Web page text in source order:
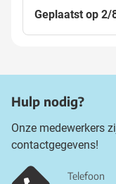
Geplaatst op 2/
Hulp nodig?
Onze medewerkers
contactgegevens!
Telefoon